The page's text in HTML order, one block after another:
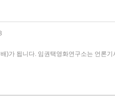
)가 됩니다. 임권택영화연구소는 언론